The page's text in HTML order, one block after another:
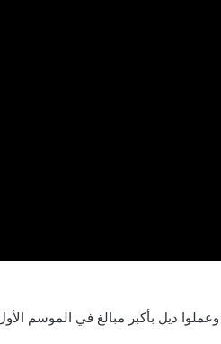
ديل بأكبر مبالغ في الموسم